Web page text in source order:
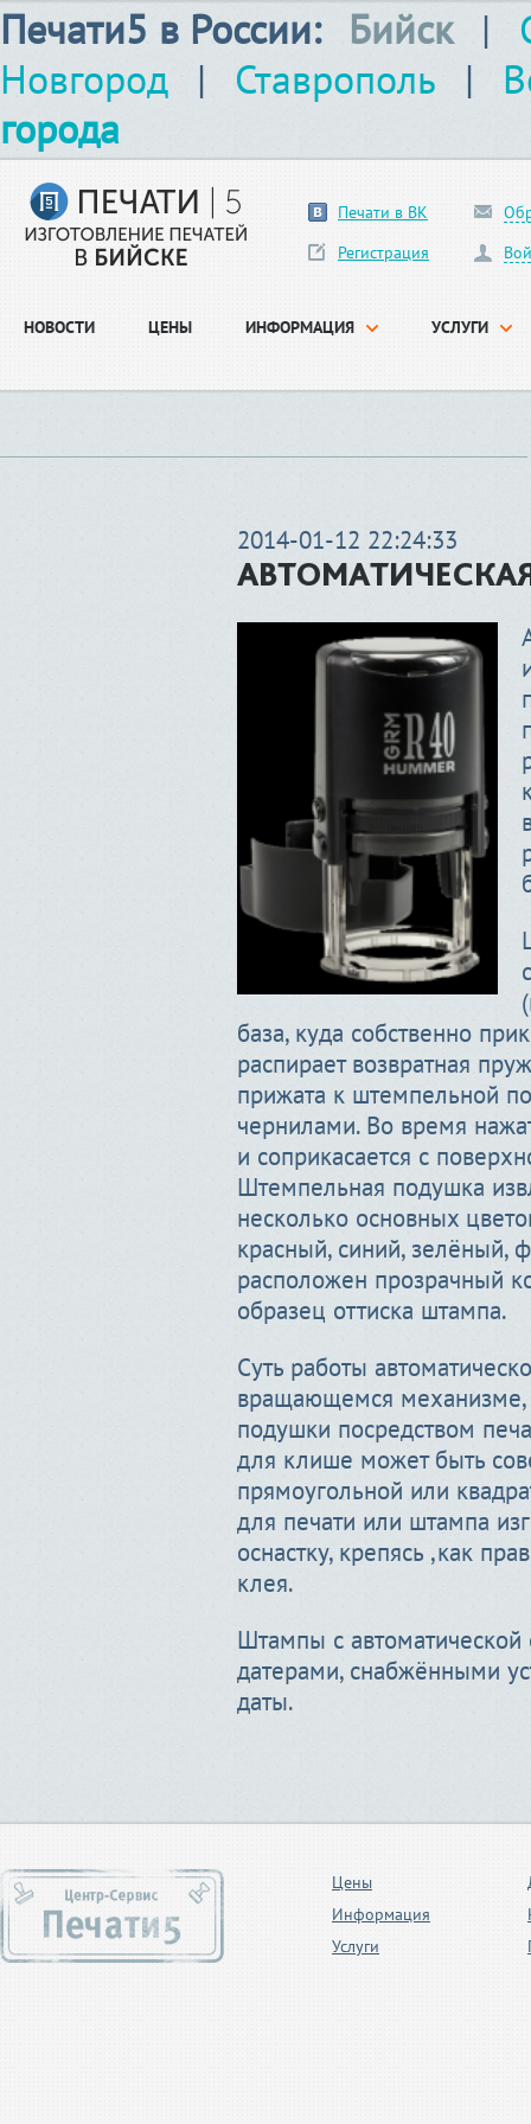
Печати5 в России: Бийск |
Новгород
| Ставрополь |
города
Печати в ВК
Регистрация
НОВОСТИ ЦЕНЫ ИНФОРМАЦИЯ УСЛУГИ
2014-01-12 22:24:33
база, куда собственно
распирает возвратная
прижата к штемпельной
чернилами. Во время
и соприкасается с
Штемпельная подушка
несколько основных
красный, синий, зелёный,
расположен прозрачный
образец оттиска штампа.
Суть работы
вращающемся механизме,
подушки посредством
для клише может быть
прямоугольной или
для печати или штампа
оснастку, крепясь ,как
клея.
Штампы с
датерами, снабжёнными
даты.
Цены
Информация
Услуги